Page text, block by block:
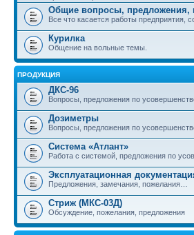
Общие вопросы, предложения,
Все что касается работы предприятия,
Курилка
Общение на вольные темы.
ПРОДУКЦИЯ
ДКС-96
Вопросы, предложения по
Дозиметры
Вопросы, предложения по
Система «Атлант»
Работа с системой, предложения по
Эксплуатационная
Предложения, замечания, пожелания…
Стриж (МКС-03Д)
Обсуждение, пожелания, предложения